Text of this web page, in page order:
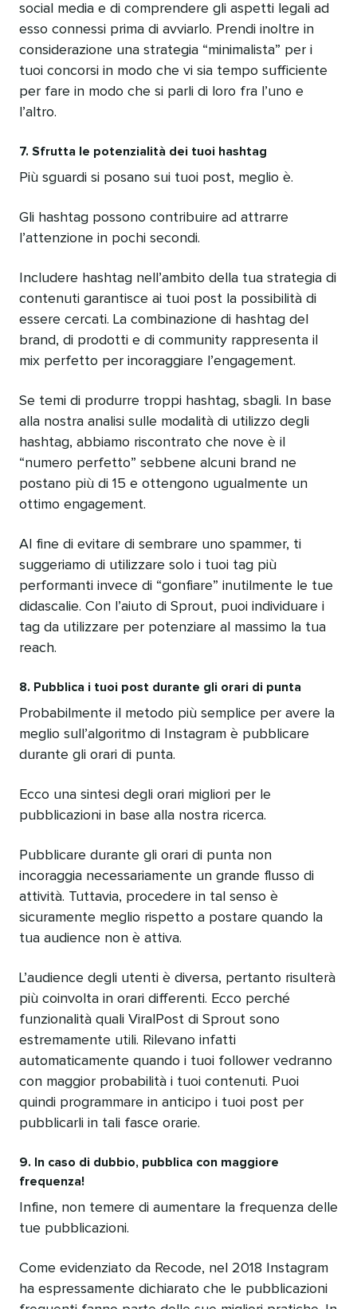
social media e di comprendere gli aspetti legali ad
esso connessi prima di avviarlo. Prendi inoltre in
considerazione una strategia “minimalista” per i
tuoi concorsi in modo che vi sia tempo sufficiente
per fare in modo che si parli di loro fra l’uno e
l’altro.
7. Sfrutta le potenzialità dei tuoi hashtag
Più sguardi si posano sui tuoi post, meglio è.
Gli hashtag possono contribuire ad attrarre
l’attenzione in pochi secondi.
Includere hashtag nell’ambito della tua strategia di
contenuti garantisce ai tuoi post la possibilità di
essere cercati. La combinazione di hashtag del
brand, di prodotti e di community rappresenta il
mix perfetto per incoraggiare l’engagement.
Se temi di produrre troppi hashtag, sbagli. In base
alla nostra analisi sulle modalità di utilizzo degli
hashtag, abbiamo riscontrato che nove è il
“numero perfetto” sebbene alcuni brand ne
postano più di 15 e ottengono ugualmente un
ottimo engagement.
Al fine di evitare di sembrare uno spammer, ti
suggeriamo di utilizzare solo i tuoi tag più
performanti invece di “gonfiare” inutilmente le tue
didascalie. Con l’aiuto di Sprout, puoi individuare i
tag da utilizzare per potenziare al massimo la tua
reach.
8. Pubblica i tuoi post durante gli orari di punta
Probabilmente il metodo più semplice per avere la
meglio sull’algoritmo di Instagram è pubblicare
durante gli orari di punta.
Ecco una sintesi degli orari migliori per le
pubblicazioni in base alla nostra ricerca.
Pubblicare durante gli orari di punta non
incoraggia necessariamente un grande flusso di
attività. Tuttavia, procedere in tal senso è
sicuramente meglio rispetto a postare quando la
tua audience non è attiva.
L’audience degli utenti è diversa, pertanto risulterà
più coinvolta in orari differenti. Ecco perché
funzionalità quali ViralPost di Sprout sono
estremamente utili. Rilevano infatti
automaticamente quando i tuoi follower vedranno
con maggior probabilità i tuoi contenuti. Puoi
quindi programmare in anticipo i tuoi post per
pubblicarli in tali fasce orarie.
9. In caso di dubbio, pubblica con maggiore
frequenza!
Infine, non temere di aumentare la frequenza delle
tue pubblicazioni.
Come evidenziato da Recode, nel 2018 Instagram
ha espressamente dichiarato che le pubblicazioni